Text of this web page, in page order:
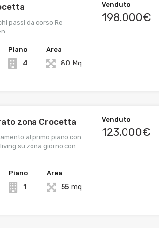
passi da corso Re
Piano
4
Area
80 Mq
Venduto
198.000€
zona Crocetta
al primo piano con
su zona giorno con
Piano
1
Area
55 mq
Venduto
123.000€